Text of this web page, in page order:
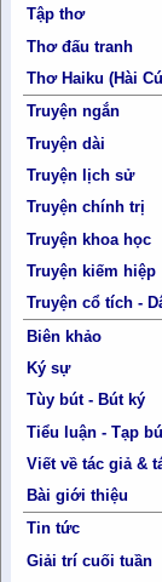
Tập thơ
Thơ đấu tranh
Thơ Haiku (Hài
Truyện ngắn
Truyện dài
Truyện lịch sử
Truyện chính trị
Truyện khoa học
Truyện kiếm hiệp
Truyện cổ tích -
Biên khảo
Ký sự
Tùy bút - Bút ký
Tiểu luận - Tạp
Viết về tác giả &
Bài giới thiệu
Tin tức
Giải trí cuối tuần